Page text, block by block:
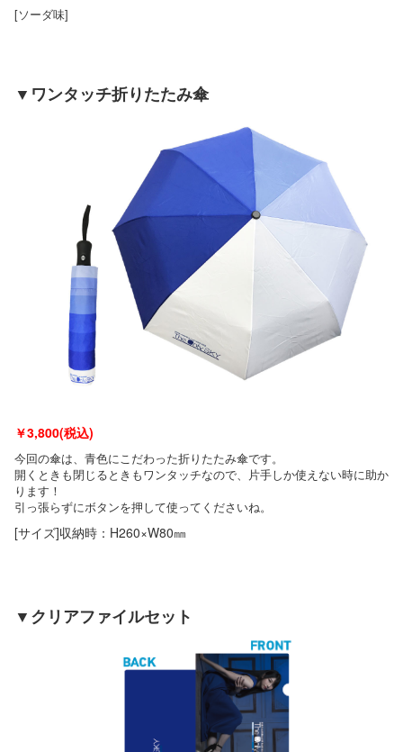
[ソーダ味]
▼ワンタッチ折りたたみ傘
￥3,800(税込)
今回の傘は、青色にこだわった折りたたみ傘です。
開くときも閉じるときもワンタッチなので、片手しか使えない時に助か
ります！
引っ張らずにボタンを押して使ってくださいね。
[サイズ]収納時：H260×W80㎜
▼クリアファイルセット